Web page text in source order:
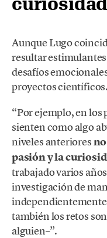
Aunque Lugo
resultar
desafíos
proyectos científicos.
“Por ejemplo, en los
sienten como algo
niveles anteriores
pasión y la
trabajado varios
investigación de
independientemente
también los retos
alguien–”.